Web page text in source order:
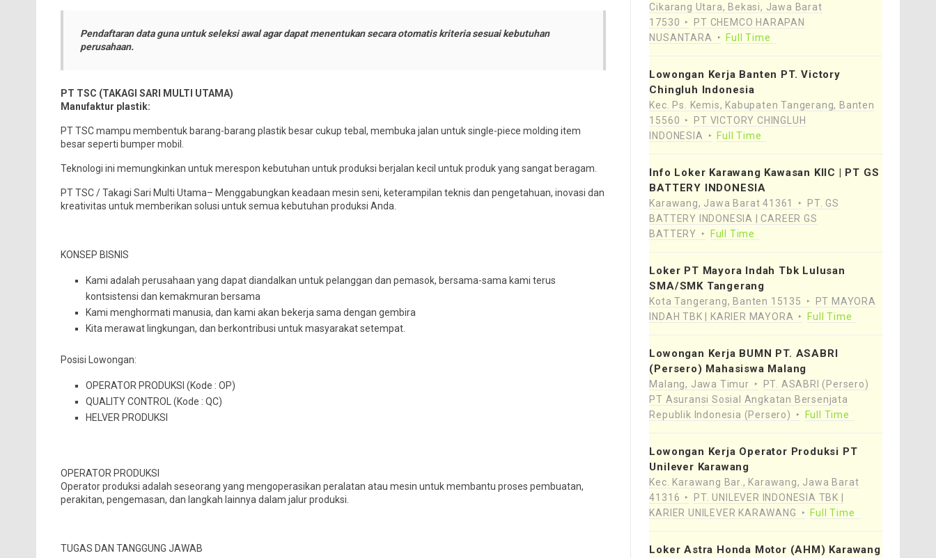
Pendaftaran data guna untuk seleksi awal agar dapat menentukan secara otomatis kriteria sesuai kebutuhan
perusahaan.
PT TSC (TAKAGI SARI MULTI UTAMA)
Manufaktur plastik:
PT TSC mampu membentuk barang-barang plastik besar cukup tebal, membuka jalan untuk single-piece molding item
besar seperti bumper mobil.
Teknologi ini memungkinkan untuk merespon kebutuhan untuk produksi berjalan kecil untuk produk yang sangat beragam.
PT TSC / Takagi Sari Multi Utama– Menggabungkan keadaan mesin seni, keterampilan teknis dan pengetahuan, inovasi dan
kreativitas untuk memberikan solusi untuk semua kebutuhan produksi Anda.
KONSEP BISNIS
Kami adalah perusahaan yang dapat diandalkan untuk pelanggan dan pemasok, bersama-sama kami terus
kontsistensi dan kemakmuran bersama
Kami menghormati manusia, dan kami akan bekerja sama dengan gembira
Kita merawat lingkungan, dan berkontribusi untuk masyarakat setempat.
Posisi Lowongan:
OPERATOR PRODUKSI (Kode : OP)
QUALITY CONTROL (Kode : QC)
HELVER PRODUKSI
OPERATOR PRODUKSI
Operator produksi adalah seseorang yang mengoperasikan peralatan atau mesin untuk membantu proses pembuatan,
perakitan, pengemasan, dan langkah lainnya dalam jalur produksi.
TUGAS DAN TANGGUNG JAWAB
Cikarang Utara, Bekasi, Jawa Barat
17530
PT CHEMCO HARAPAN
NUSANTARA
Full Time
Lowongan Kerja Banten PT. Victory
Chingluh Indonesia
Kec. Ps. Kemis, Kabupaten Tangerang, Banten
15560
PT VICTORY CHINGLUH
INDONESIA
Full Time
Info Loker Karawang Kawasan KIIC | PT GS
BATTERY INDONESIA
Karawang, Jawa Barat 41361
PT. GS
BATTERY INDONESIA | CAREER GS
BATTERY
Full Time
Loker PT Mayora Indah Tbk Lulusan
SMA/SMK Tangerang
Kota Tangerang, Banten 15135
PT MAYORA
INDAH TBK | KARIER MAYORA
Full Time
Lowongan Kerja BUMN PT. ASABRI
(Persero) Mahasiswa Malang
Malang, Jawa Timur
PT. ASABRI (Persero)
PT Asuransi Sosial Angkatan Bersenjata
Republik Indonesia (Persero)
Full Time
Lowongan Kerja Operator Produksi PT
Unilever Karawang
Kec. Karawang Bar., Karawang, Jawa Barat
41316
PT. UNILEVER INDONESIA TBK |
KARIER UNILEVER KARAWANG
Full Time
Loker Astra Honda Motor (AHM) Karawang